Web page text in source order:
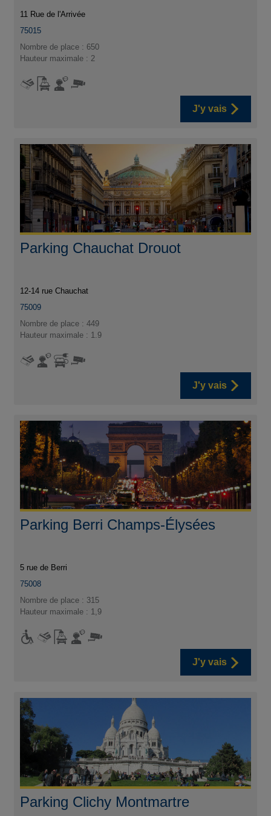
11 Rue de l'Arrivée
75015
Nombre de place : 650
Hauteur maximale : 2
J'y vais
Parking Chauchat Drouot
12-14 rue Chauchat
75009
Nombre de place : 449
Hauteur maximale : 1.9
J'y vais
Parking Berri Champs-Élysées
5 rue de Berri
75008
Nombre de place : 315
Hauteur maximale : 1,9
J'y vais
Parking Clichy Montmartre